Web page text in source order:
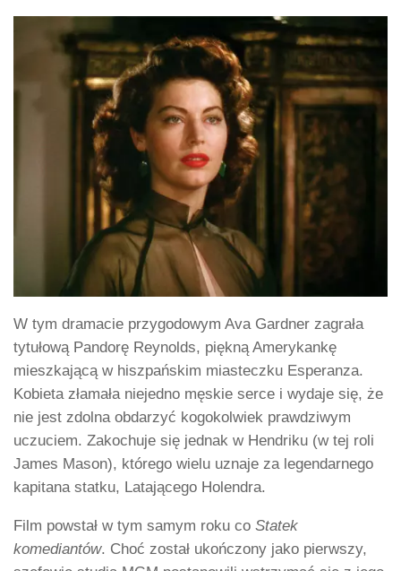
W tym dramacie przygodowym Ava Gardner zagrała
tytułową Pandorę Reynolds, piękną Amerykankę
mieszkającą w hiszpańskim miasteczku Esperanza.
Kobieta złamała niejedno męskie serce i wydaje się, że
nie jest zdolna obdarzyć kogokolwiek prawdziwym
uczuciem. Zakochuje się jednak w Hendriku (w tej roli
James Mason), którego wielu uznaje za legendarnego
kapitana statku, Latającego Holendra.
Film powstał w tym samym roku co Statek
komediantów. Choć został ukończony jako pierwszy,